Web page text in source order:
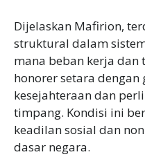
Dijelaskan Mafirion,
struktural dalam
mana beban kerja
honorer setara dengan
kesejahteraan dan
timpang. Kondisi ini
keadilan sosial dan
dasar negara.